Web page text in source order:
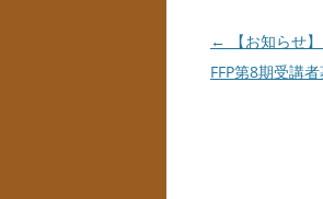
投
稿
←
【お知らせ
FFP第8期受講者